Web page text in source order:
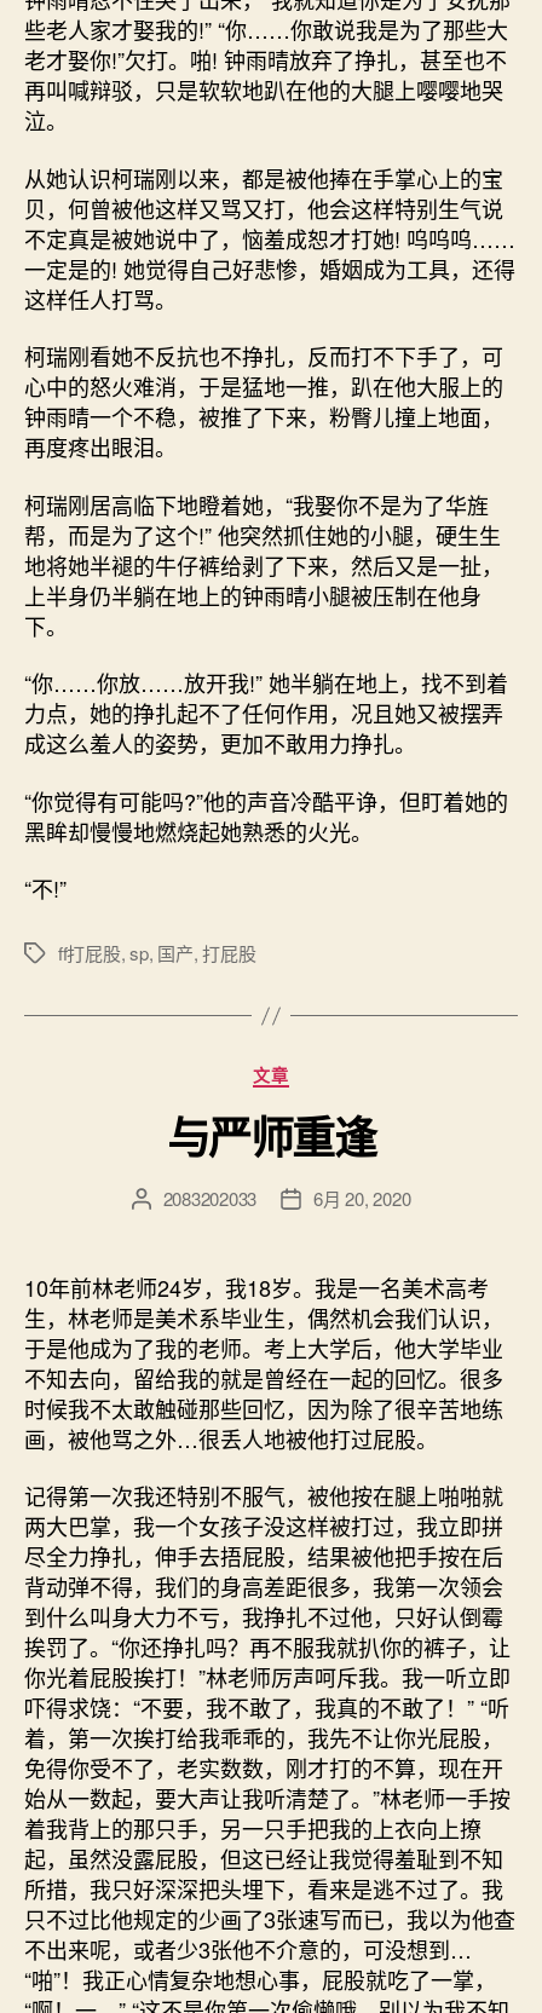
些老人家才娶我的!” “你……你敢说我是为了那些大
老才娶你!”欠打。啪! 钟雨晴放弃了挣扎，甚至也不
再叫喊辩驳，只是软软地趴在他的大腿上嘤嘤地哭
泣。
从她认识柯瑞刚以来，都是被他捧在手掌心上的宝
贝，何曾被他这样又骂又打，他会这样特别生气说
不定真是被她说中了，恼羞成恕才打她! 呜呜呜……
一定是的! 她觉得自己好悲惨，婚姻成为工具，还得
这样任人打骂。
柯瑞刚看她不反抗也不挣扎，反而打不下手了，可
心中的怒火难消，于是猛地一推，趴在他大服上的
钟雨晴一个不稳，被推了下来，粉臀儿撞上地面，
再度疼出眼泪。
柯瑞刚居高临下地瞪着她，“我娶你不是为了华旌
帮，而是为了这个!” 他突然抓住她的小腿，硬生生
地将她半褪的牛仔裤给剥了下来，然后又是一扯，
上半身仍半躺在地上的钟雨晴小腿被压制在他身
下。
“你……你放……放开我!” 她半躺在地上，找不到着
力点，她的挣扎起不了任何作用，况且她又被摆弄
成这么羞人的姿势，更加不敢用力挣扎。
“你觉得有可能吗?”他的声音冷酷平诤，但盯着她的
黑眸却慢慢地燃烧起她熟悉的火光。
“不!”
标
ff打屁股,sp, 国产,打屁股
分
类
文章
与严师重逢
文
者
2083202033
发
期
6月 20, 2020
10年前林老师24岁，我18岁。我是一名美术高考
生，林老师是美术系毕业生，偶然机会我们认识，
于是他成为了我的老师。考上大学后，他大学毕业
不知去向，留给我的就是曾经在一起的回忆。很多
时候我不太敢触碰那些回忆，因为除了很辛苦地练
画，被他骂之外…很丢人地被他打过屁股。
记得第一次我还特别不服气，被他按在腿上啪啪就
两大巴掌，我一个女孩子没这样被打过，我立即拼
尽全力挣扎，伸手去捂屁股，结果被他把手按在后
背动弹不得，我们的身高差距很多，我第一次领会
到什么叫身大力不亏，我挣扎不过他，只好认倒霉
挨罚了。“你还挣扎吗？再不服我就扒你的裤子，让
你光着屁股挨打！”林老师厉声呵斥我。我一听立即
吓得求饶：“不要，我不敢了，我真的不敢了！” “听
着，第一次挨打给我乖乖的，我先不让你光屁股，
免得你受不了，老实数数，刚才打的不算，现在开
始从一数起，要大声让我听清楚了。”林老师一手按
着我背上的那只手，另一只手把我的上衣向上撩
起，虽然没露屁股，但这已经让我觉得羞耻到不知
所措，我只好深深把头埋下，看来是逃不过了。我
只不过比他规定的少画了3张速写而已，我以为他查
不出来呢，或者少3张他不介意的，可没想到…
“啪”！我正心情复杂地想心事，屁股就吃了一掌，